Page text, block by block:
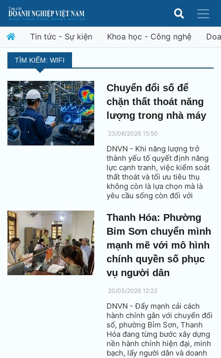
Tin tức - Sự kiện Khoa học - Công nghệ
TÌM KIẾM: WIFI
Chuyển đổi số để
chặn thất thoát năng
lượng trong nhà máy
23/06/2026 15:50
DNVN - Khi năng lượng trở
thành yếu tố quyết định năng
lực cạnh tranh, việc kiểm soát
thất thoát và tối ưu tiêu thụ
không còn là lựa chọn mà là
yêu cầu sống còn đối với
Thanh Hóa: Phường
Bỉm Sơn chuyển mình
mạnh mẽ với mô hình
chính quyền số phục
vụ người dân
20/05/2026 12:22
DNVN - Đẩy mạnh cải cách
hành chính gắn với chuyển đổi
số, phường Bỉm Sơn, Thanh
Hóa đang từng bước xây dựng
nền hành chính hiện đại, minh
bạch, lấy người dân và doanh